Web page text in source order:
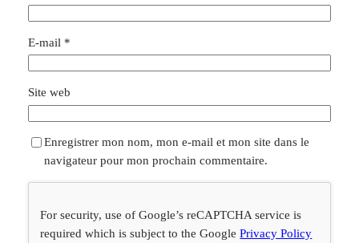
E-mail *
Site web
Enregistrer mon nom, mon e-mail et mon site dans le
navigateur pour mon prochain commentaire.
For security, use of Google’s reCAPTCHA service is
required which is subject to the GooglePrivacy Policy